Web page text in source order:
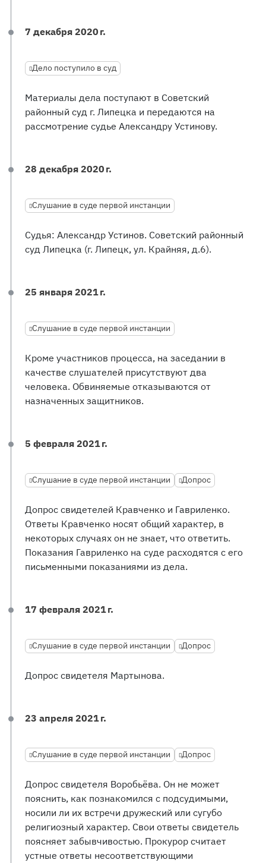
7 декабря 2020 г.
Дело поступило в суд
Материалы дела поступают в Советский
районный суд г. Липецка и передаются на
рассмотрение судье Александру Устинову.
28 декабря 2020 г.
Слушание в суде первой инстанции
Судья: Александр Устинов. Советский районный
суд Липецка (г. Липецк, ул. Крайняя, д.6).
25 января 2021 г.
Слушание в суде первой инстанции
Кроме участников процесса, на заседании в
качестве слушателей присутствуют два
человека. Обвиняемые отказываются от
назначенных защитников.
5 февраля 2021 г.
Слушание в суде первой инстанции Допрос
Допрос свидетелей Кравченко и Гавриленко.
Ответы Кравченко носят общий характер, в
некоторых случаях он не знает, что ответить.
Показания Гавриленко на суде расходятся с его
письменными показаниями из дела.
17 февраля 2021 г.
Слушание в суде первой инстанции Допрос
Допрос свидетеля Мартынова.
23 апреля 2021 г.
Слушание в суде первой инстанции Допрос
Допрос свидетеля Воробьёва. Он не может
пояснить, как познакомился с подсудимыми,
носили ли их встречи дружеский или сугубо
религиозный характер. Свои ответы свидетель
поясняет забывчивостью. Прокурор считает
устные ответы несоответствующими